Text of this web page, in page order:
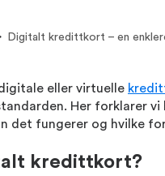
Digitalt kredittkort – en
eller virtuelle
Her forklarer
det fungerer og hvilke
kredittkort?